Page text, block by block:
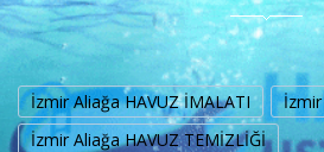
İzmir Aliağa HAVUZ İMALATI
İzmir Aliağa HAVUZ TEMİZLİĞİ